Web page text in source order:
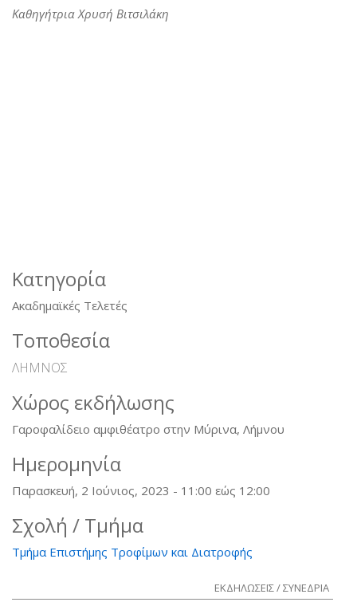
Καθηγήτρια Χρυσή Βιτσιλάκη
Κατηγορία
Ακαδημαϊκές Τελετές
Τοποθεσία
ΛΗΜΝΟΣ
Χώρος εκδήλωσης
Γαροφαλίδειο αμφιθέατρο στην Μύρινα, Λήμνου
Ημερομηνία
Παρασκευή, 2 Ιούνιος, 2023 - 11:00 εώς 12:00
Σχολή / Τμήμα
Τμήμα Επιστήμης Τροφίμων και Διατροφής
ΕΚΔΗΛΩΣΕΙΣ / ΣΥΝΕΔΡΙΑ